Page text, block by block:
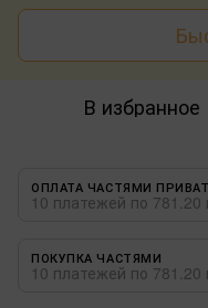
В избранное
ОПЛАТА ЧАСТЯМИ
10 платежей по 781.20
ПОКУПКА ЧАСТЯМИ
10 платежей по 781.20